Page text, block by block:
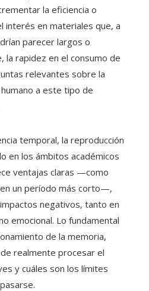
la eficiencia o
interés en materiales que, a
parecer largos o
la rapidez en el consumo de
relevantes sobre la
a este tipo de
temporal, la reproducción
en los ámbitos académicos
ventajas claras —como
un período más corto—,
negativos, tanto en
emocional. Lo fundamental
de la memoria,
realmente procesar el
y cuáles son los límites